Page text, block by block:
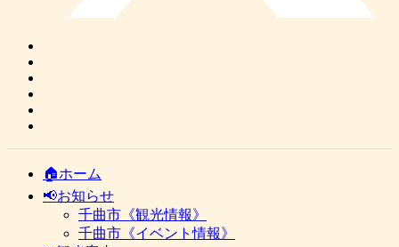
🏠ホーム
📢お知らせ
千曲市《観光情報》
千曲市《イベント情報》